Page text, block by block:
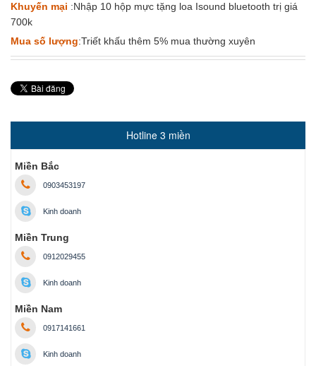
Khuyến mại :Nhập 10 hộp mực tặng loa Isound bluetooth trị giá
700k
Mua số lượng:Triết khấu thêm 5% mua thường xuyên
Hotline 3 miền
Miền Bắc
0903453197
Kinh doanh
Miền Trung
0912029455
Kinh doanh
Miền Nam
0917141661
Kinh doanh